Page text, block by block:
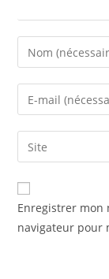
Enregistrer mon
navigateur pour